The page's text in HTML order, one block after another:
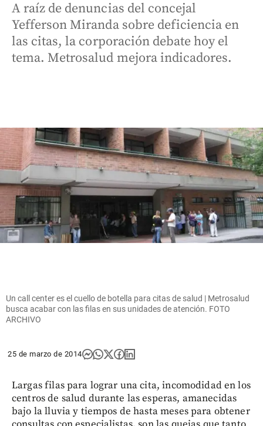
A raíz de denuncias del concejal
Yefferson Miranda sobre deficiencia en
las citas, la corporación debate hoy el
tema. Metrosalud mejora indicadores.
Un call center es el cuello de botella para citas de salud | Metrosalud
busca acabar con las filas en sus unidades de atención. FOTO
ARCHIVO
25 de marzo de 2014
Largas filas para lograr una cita, incomodidad en los
centros de salud durante las esperas, amanecidas
bajo la lluvia y tiempos de hasta meses para obtener